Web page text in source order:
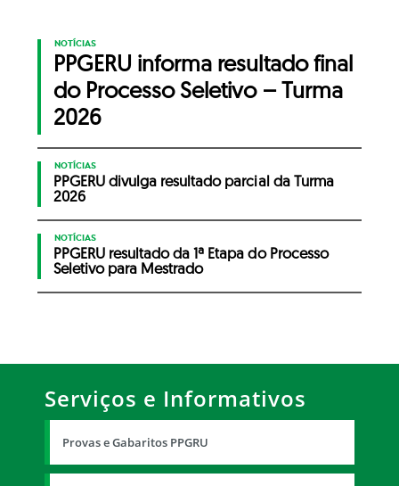
NOTÍCIAS
PPGERU informa resultado final
do Processo Seletivo – Turma
2026
NOTÍCIAS
PPGERU divulga resultado parcial da Turma
2026
NOTÍCIAS
PPGERU resultado da 1ª Etapa do Processo
Seletivo para Mestrado
Serviços e Informativos
Provas e Gabaritos PPGRU